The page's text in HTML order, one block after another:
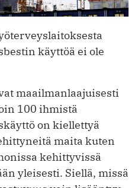
käyttöä ei ole
maailmanlaajuisesti
100 ihmistä
on kiellettyä
maita kuten
kehittyvissä
yleisesti. Siellä, missä